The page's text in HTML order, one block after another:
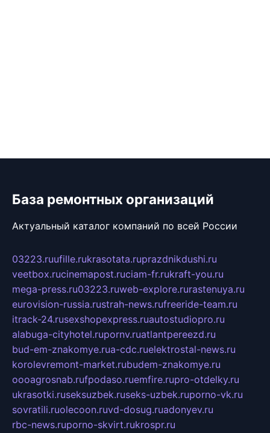
База ремонтных организаций
Актуальный каталог компаний по всей России
03223.ruufille.rukrasotata.ruprazdnikdushi.ru
veetbox.rucinemapost.ruciam-fr.rukraft-you.ru
mega-press.ru03223.ruweb-explore.rurastenuya.ru
eurovision-russia.rustrah-news.rufreeride-team.ru
itrack-24.rusexshopexpress.ruautostudiopro.ru
alabuga-cityhotel.rupornv.ruatlantpereezd.ru
bud-em-znakomye.rua-cdc.ruelektrostal-news.ru
korolevremont-market.rubudem-znakomye.ru
oooagrosnab.rufpodaso.ruemfire.rupro-otdelky.ru
ukrasotki.ruseksuzbek.ruseks-uzbek.ruporno-vk.ru
sovratili.ruolecoon.ruvd-dosug.ruadonyev.ru
rbc-news.ruporno-skvirt.rukrospr.ru